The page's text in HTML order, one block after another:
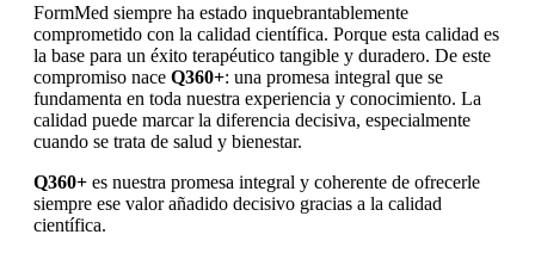
FormMed siempre ha estado inquebrantablemente
comprometido con la calidad científica. Porque esta calidad es
la base para un éxito terapéutico tangible y duradero. De este
compromiso nace Q360+: una promesa integral que se
fundamenta en toda nuestra experiencia y conocimiento. La
calidad puede marcar la diferencia decisiva, especialmente
cuando se trata de salud y bienestar.
Q360+ es nuestra promesa integral y coherente de ofrecerle
siempre ese valor añadido decisivo gracias a la calidad
científica.